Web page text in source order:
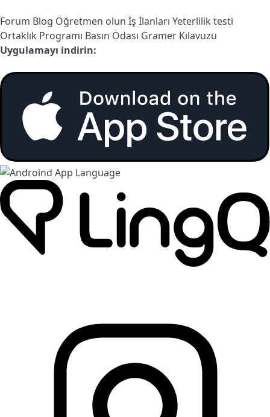
Forum Blog Öğretmen olun İş İlanları Yeterlilik testi
Ortaklık Programı Basın Odası Gramer Kılavuzu
Uygulamayı indirin: